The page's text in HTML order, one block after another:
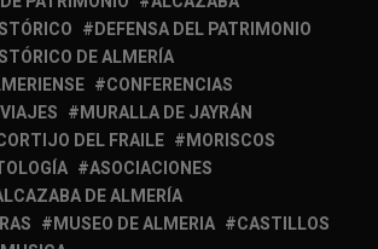
DEFENSA DEL PATRIMONIO
DE ALMERÍA
CONFERENCIAS
VIAJES
MURALLA DE JAYRÁN
DEL FRAILE
MORISCOS
ASOCIACIONES
DE ALMERÍA
MUSEO DE ALMERIA
CASTILLOS